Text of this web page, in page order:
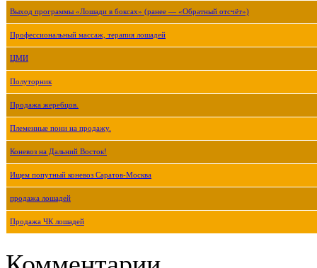
Выход программы «Лошади в боксах» (ранее — «Обратный отсчёт»)
Профессиональный массаж, терапия лошадей
ЦМИ
Полуторник
Продажа жеребцов.
Племенные пони на продажу.
Коневоз на Дальний Восток!
Ищем попутный коневоз Саратов-Москва
продажа лошадей
Продажа ЧК лошадей